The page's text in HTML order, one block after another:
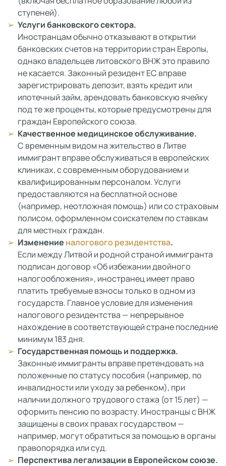
ступеней).
Услуги банковского сектора.
Иностранцам обычно отказывают в открытии
банковских счетов на территории стран Европы,
однако владельцев литовского ВНЖ это правило
не касается. Законный резидент ЕС вправе
зарегистрировать депозит, взять кредит или
ипотечный займ, арендовать банковскую ячейку
под те же проценты, которые предусмотрены для
граждан Европейского союза.
Качественное медицинское обслуживание.
С временным видом на жительство в Литве
иммигрант вправе обслуживаться в европейских
клиниках, с современным оборудованием и
квалифицированным персоналом. Услуги
предоставляются на бесплатной основе
(например, неотложная помощь) или со страховым
полисом, оформленном соискателем по ставкам
для местных граждан.
Изменение налогового резидентства.
Если между Литвой и родной страной иммигранта
подписан договор «Об избежании двойного
налогообложения», иностранец имеет право
платить требуемые взносы только в одном из
государств. Главное условие для изменения
налогового резидентства — непрерывное
нахождение в соответствующей стране последние
минимум 183 дня.
Государственная помощь и поддержка.
Законные иммигранты вправе претендовать на
положенные по статусу пособия (например, по
инвалидности или уходу за ребенком), при
наличии должного трудового стажа (от 15 лет) —
оформить пенсию по возрасту. Иностранцы с ВНЖ
защищены в своих правах государством —
например, могут обратиться за помощью в органы
правопорядка или суд.
Перспектива легализации в Европейском союзе.